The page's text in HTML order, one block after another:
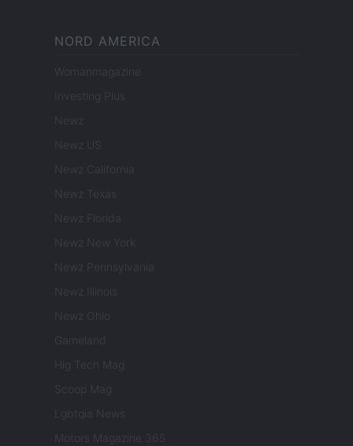
NORD AMERICA
Womanmagazine
Investing Plus
Newz
Newz US
Newz California
Newz Texas
Newz Florida
Newz New York
Newz Pennsylvania
Newz Illinois
Newz Ohio
Gameland
Hig Tech Mag
Scoop Mag
Lgbtqia News
Motors Magazine 365